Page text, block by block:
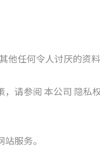
他任何令人讨厌的资
请参阅 本公司 隐私权
服务。